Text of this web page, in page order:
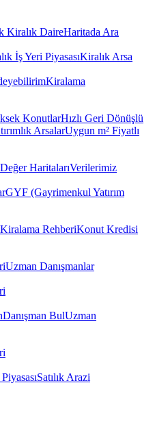
Kiralık DaireHaritada Ara
İş Yeri PiyasasıKiralık Arsa
Kiralama
KonutlarHızlı Geri Dönüşlü
ArsalarUygun m² Fiyatlı
Değer HaritalarıVerilerimiz
GYF (Gayrimenkul Yatırım
Kiralama RehberiKonut Kredisi
Uzman Danışmanlar
Danışman BulUzman
Satılık Arazi